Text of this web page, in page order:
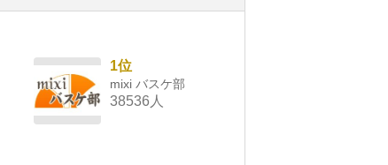
1位
mixi バスケ部
38536人